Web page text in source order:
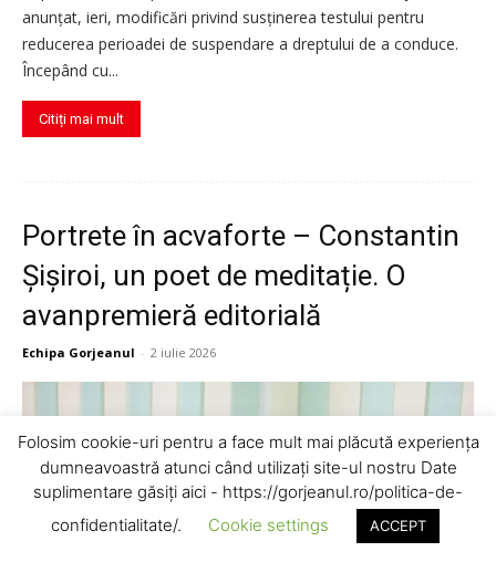
anunțat, ieri, modificări privind susținerea testului pentru
reducerea perioadei de suspendare a dreptului de a conduce.
Începând cu...
Citiți mai mult
Portrete în acvaforte – Constantin
Șișiroi, un poet de meditație. O
avanpremieră editorială
Echipa Gorjeanul - 2 iulie 2026
Folosim cookie-uri pentru a face mult mai plăcută experiența
dumneavoastră atunci când utilizați site-ul nostru Date
suplimentare găsiți aici - https://gorjeanul.ro/politica-de-
confidentialitate/.
Cookie settings ACCEPT